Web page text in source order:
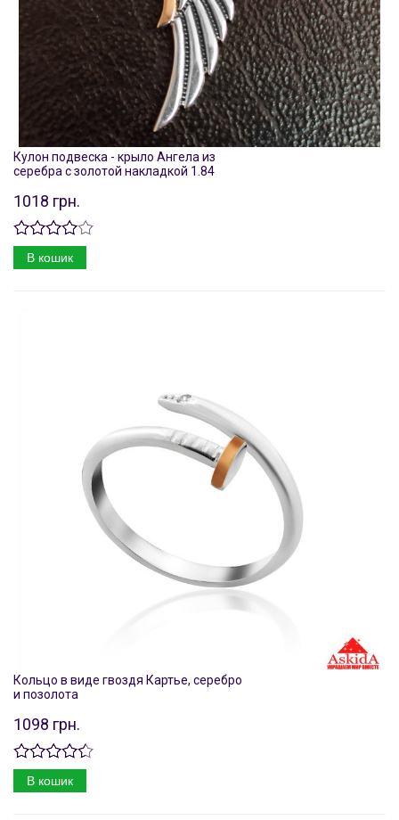
Кулон подвеска - крыло Ангела из
серебра с золотой накладкой 1.84
1018 грн.
В кошик
Кольцо в виде гвоздя Картье, серебро
и позолота
1098 грн.
В кошик